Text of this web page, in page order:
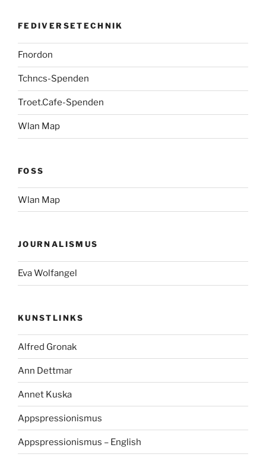
FEDIVERSETECHNIK
Fnordon
Tchncs-Spenden
Troet.Cafe-Spenden
Wlan Map
FOSS
Wlan Map
JOURNALISMUS
Eva Wolfangel
KUNSTLINKS
Alfred Gronak
Ann Dettmar
Annet Kuska
Appspressionismus
Appspressionismus – English